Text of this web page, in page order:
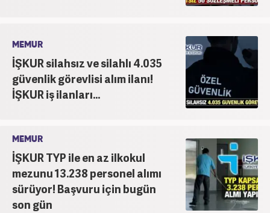
MEMUR
İŞKUR silahsız ve silahlı 4.035
güvenlik görevlisi alım ilanı!
İŞKUR iş ilanları...
MEMUR
İŞKUR TYP ile en az ilkokul
mezunu 13.238 personel alımı
sürüyor! Başvuru için bugün
son gün